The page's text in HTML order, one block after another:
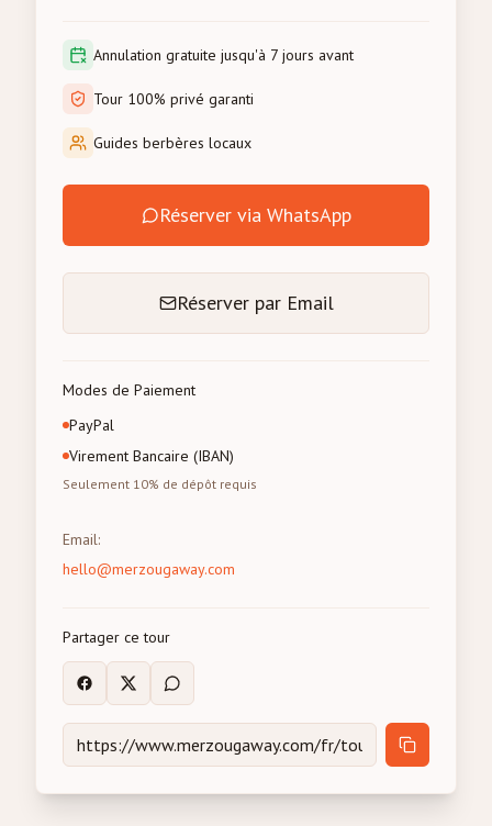
Annulation gratuite jusqu'à 7 jours avant
Tour 100% privé garanti
Guides berbères locaux
Réserver via WhatsApp
Réserver par Email
Modes de Paiement
PayPal
Virement Bancaire (IBAN)
Seulement 10% de dépôt requis
Email:
hello@merzougaway.com
Partager ce tour